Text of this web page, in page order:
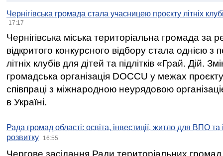
Чернігівська громада стала учасницею проєкту літніх
17:17
Чернігівська міська територіальна громада за
відкритого конкурсного відбору стала однією
літніх клубів для дітей та підлітків «Грай. Дій.
громадська організація DOCCU у межах
співпраці з міжнародною неурядовою
в Україні.
Рада громад області: освіта, інвестиції, житло для ВПО
розвитку
16:55
Чергове засідання Ради територіальних громад